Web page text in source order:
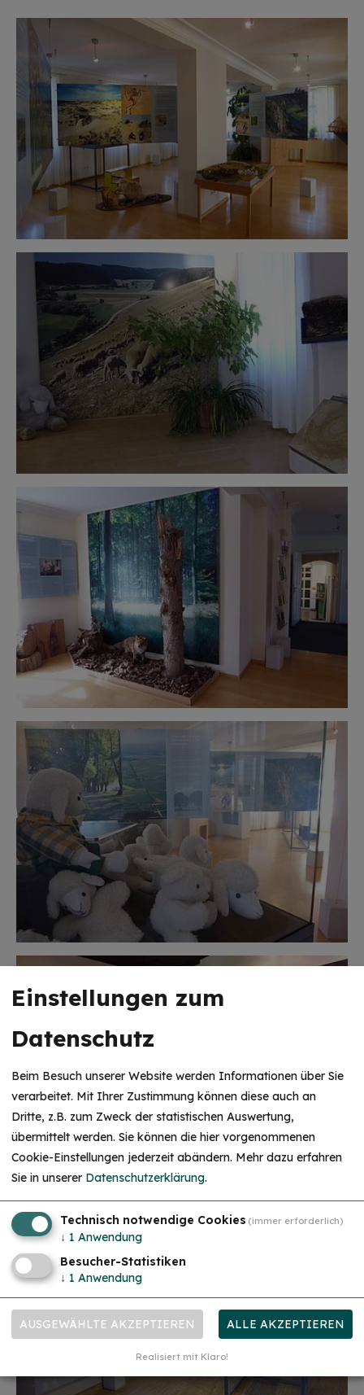
Einstellungen zum
Datenschutz
Beim Besuch unserer Website werden Informationen über Sie
verarbeitet. Mit Ihrer Zustimmung können diese auch an
Dritte, z.B. zum Zweck der statistischen Auswertung,
übermittelt werden. Sie können die hier vorgenommenen
Cookie-Einstellungen jederzeit abändern. Mehr dazu erfahren
Sie in unserer Datenschutzerklärung.
Technisch notwendige Cookies (immer erforderlich)
↓ 1 Anwendung
Besucher-Statistiken
↓ 1 Anwendung
AUSGEWÄHLTE AKZEPTIEREN ALLE AKZEPTIEREN
Realisiert mit Klaro!